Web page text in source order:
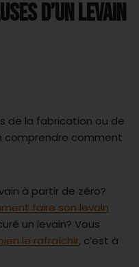
D’UN LEVAIN
de la fabrication ou de
comprendre comment
à partir de zéro?
faire son levain
un levain? Vous
le rafraîchir, c’est à